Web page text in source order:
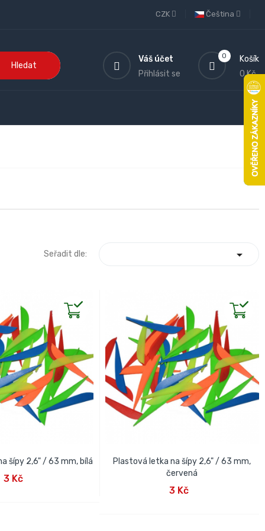
Čeština
CZK
Hledat
0
Košík
0 Kč
Váš účet
Přihlásit se
Seřadit dle: 
šípy 2,6" / 63 mm, bílá
3 Kč
Plastová letka na šípy 2,6" / 63 mm,
červená
3 Kč